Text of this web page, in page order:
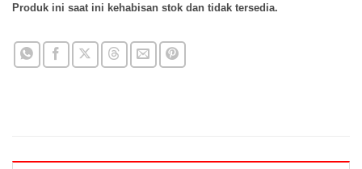
Produk ini saat ini kehabisan stok dan tidak tersedia.